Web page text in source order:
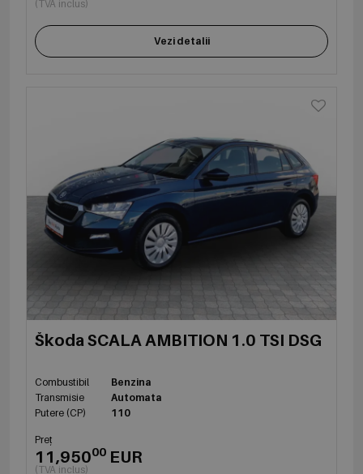
(TVA inclus)
Vezi detalii
Škoda SCALA AMBITION 1.0 TSI DSG
Combustibil
Benzina
Transmisie
Automata
Putere (CP)
110
Preț
11,95000 EUR
(TVA inclus)